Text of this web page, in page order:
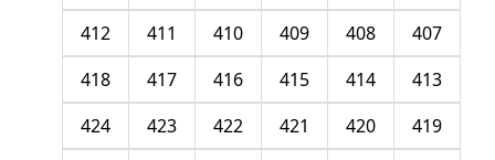
407
408
409
410
411
412
413
414
415
416
417
418
419
420
421
422
423
424